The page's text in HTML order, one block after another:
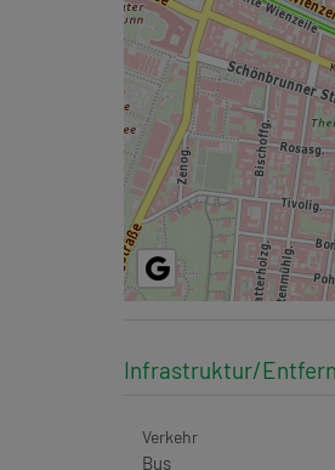
Infrastruktur/
Verkehr
Bus